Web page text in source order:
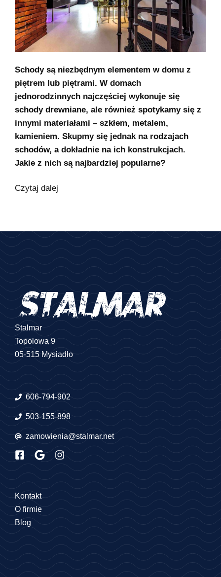
Schody są niezbędnym elementem w domu z
piętrem lub piętrami. W domach
jednorodzinnych najczęściej wykonuje się
schody drewniane, ale również spotykamy się z
innymi materiałami – szkłem, metalem,
kamieniem. Skupmy się jednak na rodzajach
schodów, a dokładnie na ich konstrukcjach.
Jakie z nich są najbardziej popularne?
Czytaj dalej
Stalmar
Topolowa 9
05-515 Mysiadło
606-794-902
503-155-898
zamowienia@stalmar.net
Kontakt
O firmie
Blog